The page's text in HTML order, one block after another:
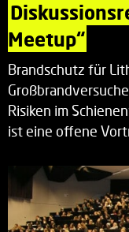
Meetup“
Brandschutz für
Risiken im
ist eine offene